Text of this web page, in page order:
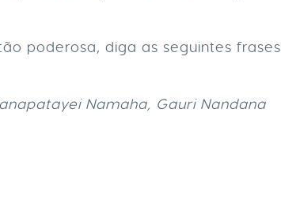
poderosa, diga as seguintes frases
Namaha, Gauri Nandana